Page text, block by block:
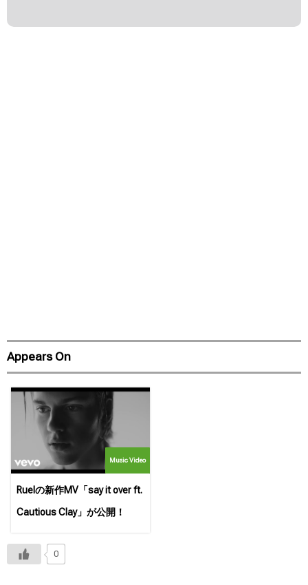
Appears On
Music Video
Ruelの新作MV「say it over ft.
Cautious Clay」が公開！
0